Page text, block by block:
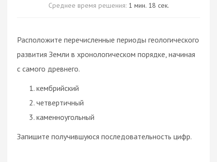
Среднее время решения: 1 мин. 18 сек.
Расположите перечисленные периоды геологического
развития Земли в хронологическом порядке, начиная
с самого древнего.
кембрийский
четвертичный
каменноугольный
Запишите получившуюся последовательность цифр.